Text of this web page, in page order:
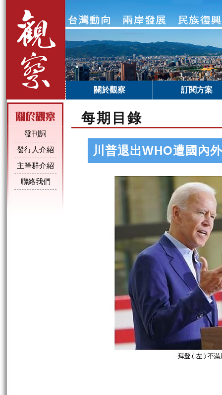
關於觀察 訂閱方案
發刊詞
發行人介紹
主筆群介紹
聯絡我們
每期目錄
川普退出WHO遭國內